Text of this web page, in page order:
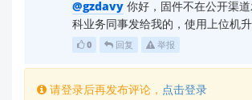
@gzdavy 你好，固件不在公开渠
科业务同事发给我的，使用上位机升
0 回复 举报
请登录后再发布评论， 点击登录